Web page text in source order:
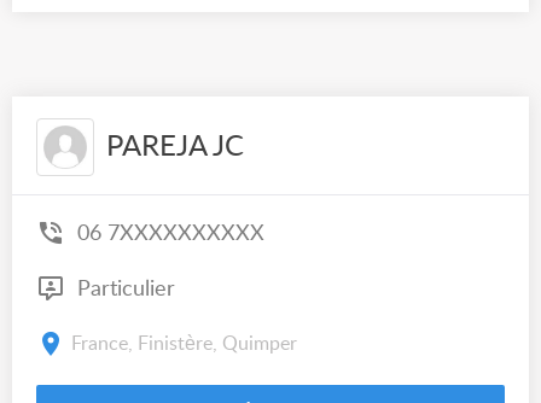
PAREJA JC
06 7XXXXXXXXXX
Particulier
France, Finistère, Quimper